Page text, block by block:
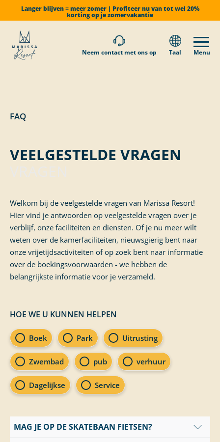
Langer blijven = meer zomer | Profiteer nu van tot wel 20%
korting op je zomervakantie
Neem contact met ons op Taal Menu
FAQ
VEELGESTELDE VRAGEN
Welkom bij de veelgestelde vragen van Marissa Resort!
Hier vind je antwoorden op veelgestelde vragen over je
verblijf, onze faciliteiten en diensten. Of je nu meer wilt
weten over de kamerfaciliteiten, nieuwsgierig bent naar
onze vrijetijdsactiviteiten of op zoek bent naar informatie
over de boekingsvoorwaarden - we hebben de
belangrijkste informatie voor je verzameld.
HOE WE U KUNNEN HELPEN
FAQ categorieën
Boek Park Uitrusting
Zwembad pub verhuur
Dagelijkse Service
MAG JE OP DE SKATEBAAN FIETSEN?